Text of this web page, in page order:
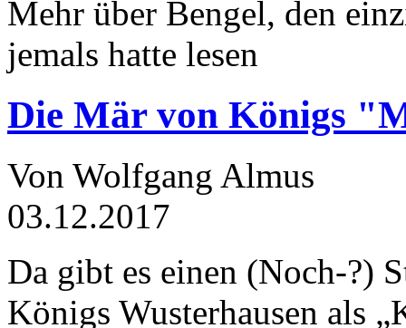
Mehr über Bengel, den
jemals hatte lesen
Die Mär von Königs
Von Wolfgang Almus
03.12.2017
Da gibt es einen (Noch-?)
Königs Wusterhausen als